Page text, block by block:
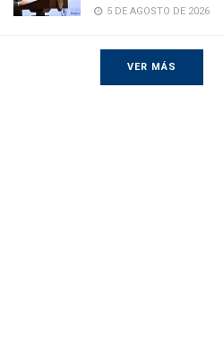
5 DE AGOSTO DE 2026
VER MÁS